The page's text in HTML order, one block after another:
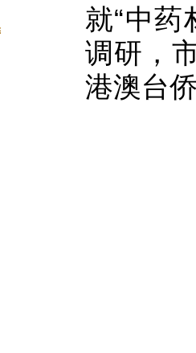
就“中药
调研，
港澳台